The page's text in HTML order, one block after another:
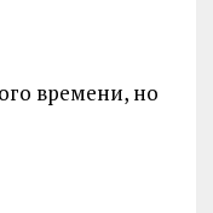
времени, но